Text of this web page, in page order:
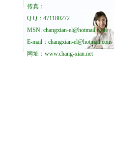
传真：
Q Q：471180272
MSN: changxian-el@hotmail.com
E-mail：changxian-el@hotmail.com
网址： www.chang-xian.net